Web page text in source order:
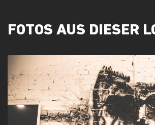
FOTOS AUS DIESER